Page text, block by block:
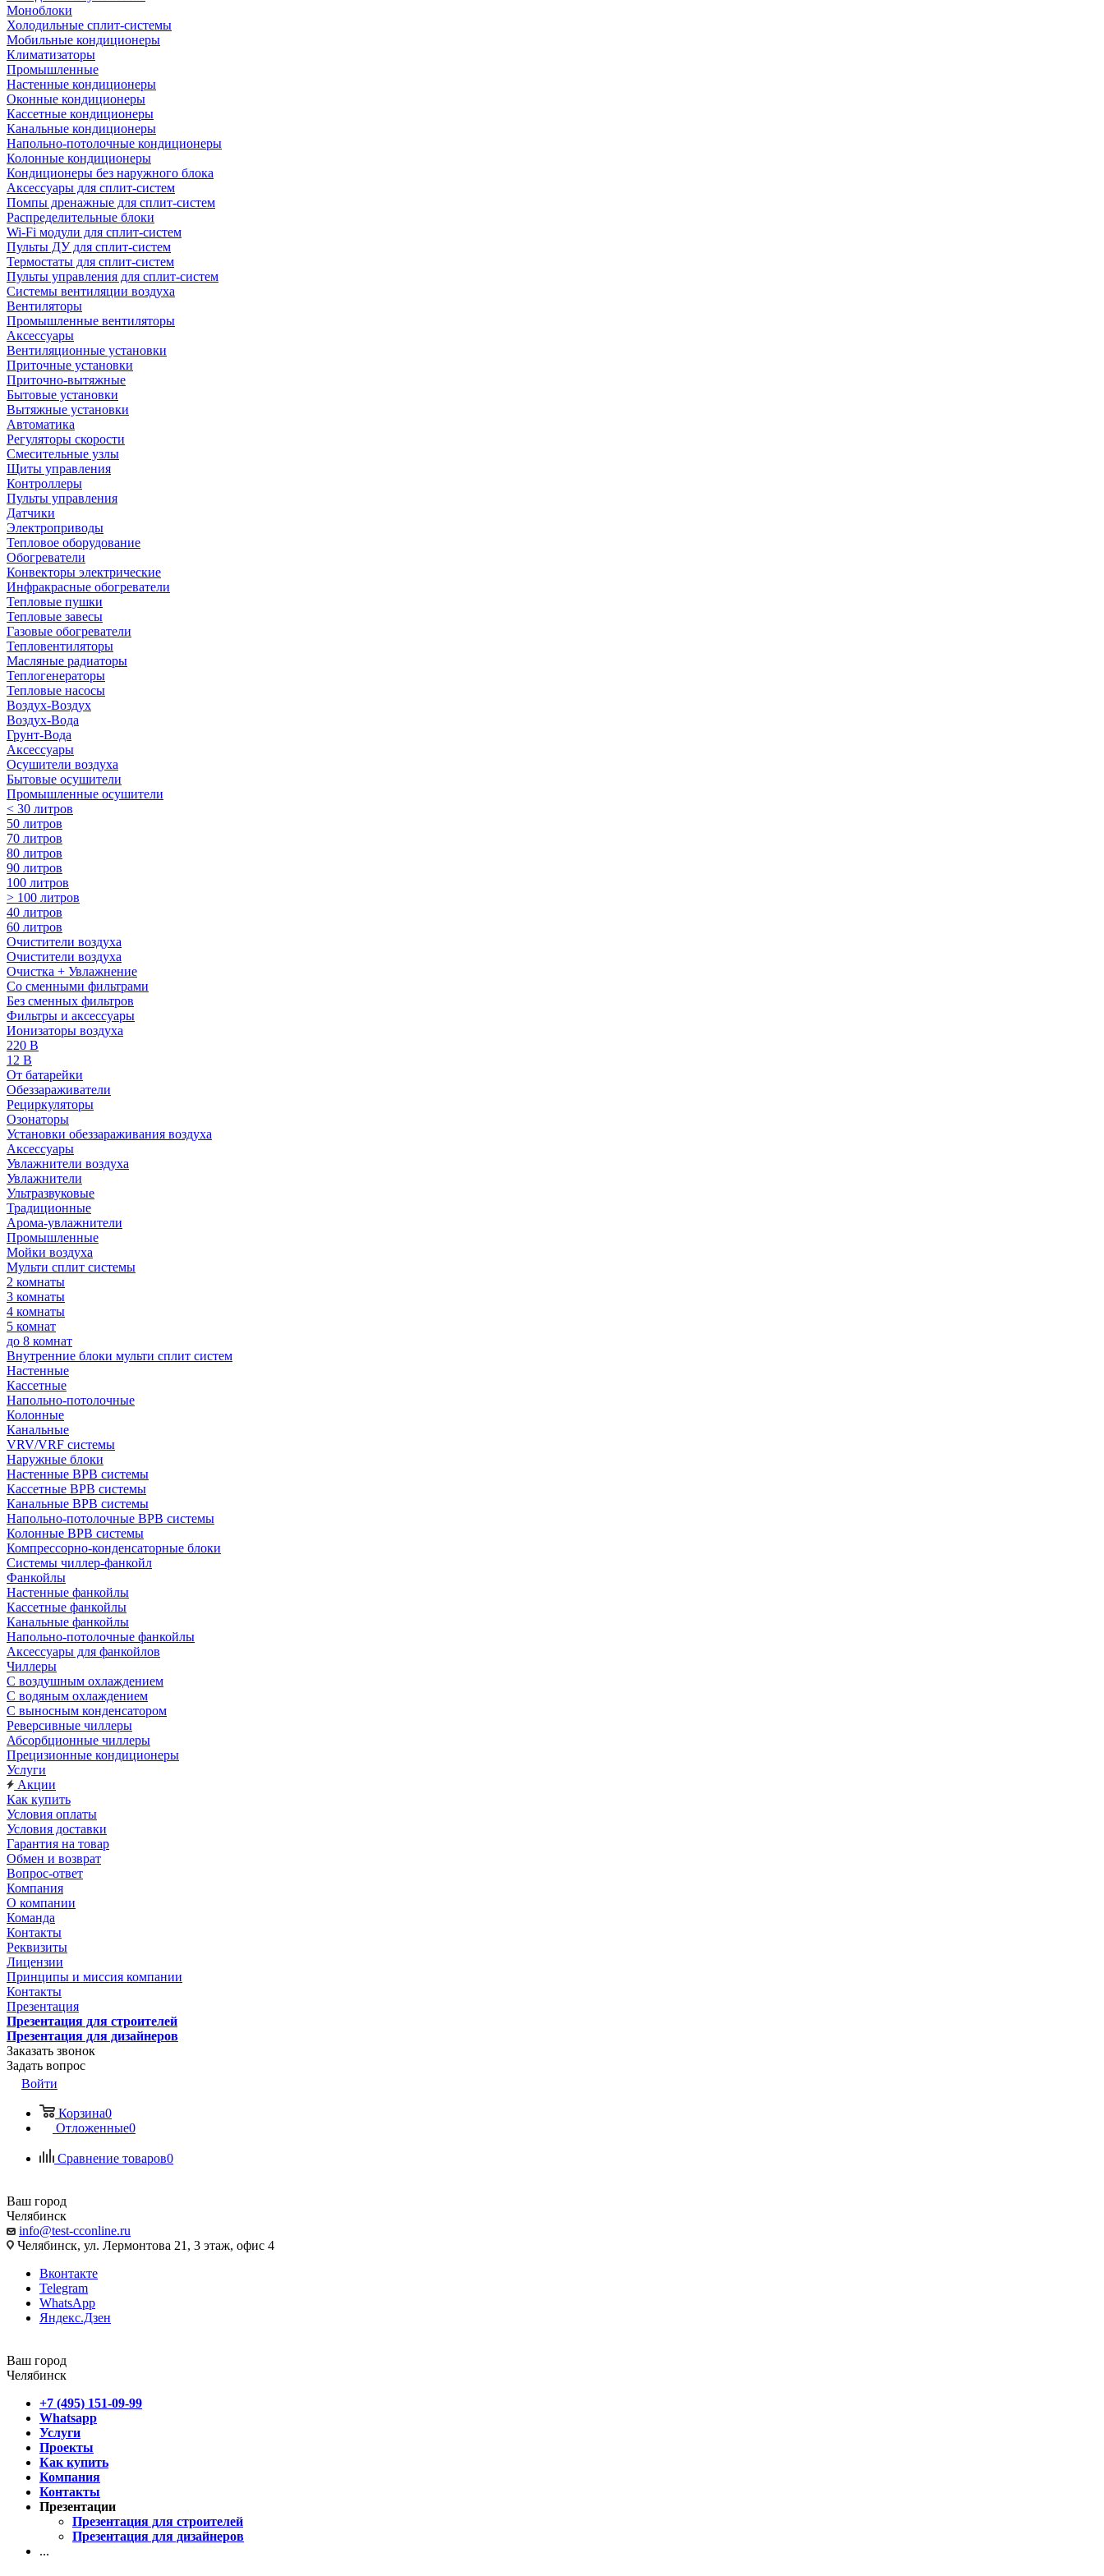
Моноблоки
Холодильные сплит-системы
Мобильные кондиционеры
Климатизаторы
Промышленные
Настенные кондиционеры
Оконные кондиционеры
Кассетные кондиционеры
Канальные кондиционеры
Напольно-потолочные кондиционеры
Колонные кондиционеры
Кондиционеры без наружного блока
Аксессуары для сплит-систем
Помпы дренажные для сплит-систем
Распределительные блоки
Wi-Fi модули для сплит-систем
Пульты ДУ для сплит-систем
Термостаты для сплит-систем
Пульты управления для сплит-систем
Системы вентиляции воздуха
Вентиляторы
Промышленные вентиляторы
Аксессуары
Вентиляционные установки
Приточные установки
Приточно-вытяжные
Бытовые установки
Вытяжные установки
Автоматика
Регуляторы скорости
Смесительные узлы
Щиты управления
Контроллеры
Пульты управления
Датчики
Электроприводы
Тепловое оборудование
Обогреватели
Конвекторы электрические
Инфракрасные обогреватели
Тепловые пушки
Тепловые завесы
Газовые обогреватели
Тепловентиляторы
Масляные радиаторы
Теплогенераторы
Тепловые насосы
Воздух-Воздух
Воздух-Вода
Грунт-Вода
Аксессуары
Осушители воздуха
Бытовые осушители
Промышленные осушители
< 30 литров
50 литров
70 литров
80 литров
90 литров
100 литров
> 100 литров
40 литров
60 литров
Очистители воздуха
Очистители воздуха
Очистка + Увлажнение
Cо сменными фильтрами
Без сменных фильтров
Фильтры и аксессуары
Ионизаторы воздуха
220 В
12 В
От батарейки
Обеззараживатели
Рециркуляторы
Озонаторы
Установки обеззараживания воздуха
Аксессуары
Увлажнители воздуха
Увлажнители
Ультразвуковые
Традиционные
Арома-увлажнители
Промышленные
Мойки воздуха
Мульти сплит системы
2 комнаты
3 комнаты
4 комнаты
5 комнат
до 8 комнат
Внутренние блоки мульти сплит систем
Настенные
Кассетные
Напольно-потолочные
Колонные
Канальные
VRV/VRF системы
Наружные блоки
Настенные ВРВ системы
Кассетные ВРВ системы
Канальные ВРВ системы
Напольно-потолочные ВРВ системы
Колонные ВРВ системы
Компрессорно-конденсаторные блоки
Системы чиллер-фанкойл
Фанкойлы
Настенные фанкойлы
Кассетные фанкойлы
Канальные фанкойлы
Напольно-потолочные фанкойлы
Аксессуары для фанкойлов
Чиллеры
С воздушным охлаждением
С водяным охлаждением
С выносным конденсатором
Реверсивные чиллеры
Абсорбционные чиллеры
Прецизионные кондиционеры
Услуги
Акции
Как купить
Условия оплаты
Условия доставки
Гарантия на товар
Обмен и возврат
Вопрос-ответ
Компания
О компании
Команда
Контакты
Реквизиты
Лицензии
Принципы и миссия компании
Контакты
Презентация
Презентация для строителей
Презентация для дизайнеров
Заказать звонок
Задать вопрос
Войти
Корзина0
Отложенные0
Сравнение товаров0
Ваш город
Челябинск
info@test-cconline.ru
Челябинск, ул. Лермонтова 21, 3 этаж, офис 4
Вконтакте
Telegram
WhatsApp
Яндекс.Дзен
Ваш город
Челябинск
+7 (495) 151-09-99
Whatsapp
Услуги
Проекты
Как купить
Компания
Контакты
Презентации
Презентация для строителей
Презентация для дизайнеров
...